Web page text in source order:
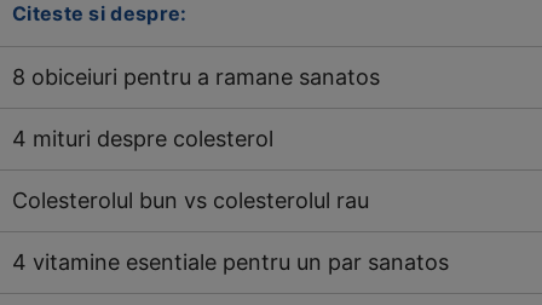
Citeste si despre:
8 obiceiuri pentru a ramane sanatos
4 mituri despre colesterol
Colesterolul bun vs colesterolul rau
4 vitamine esentiale pentru un par sanatos